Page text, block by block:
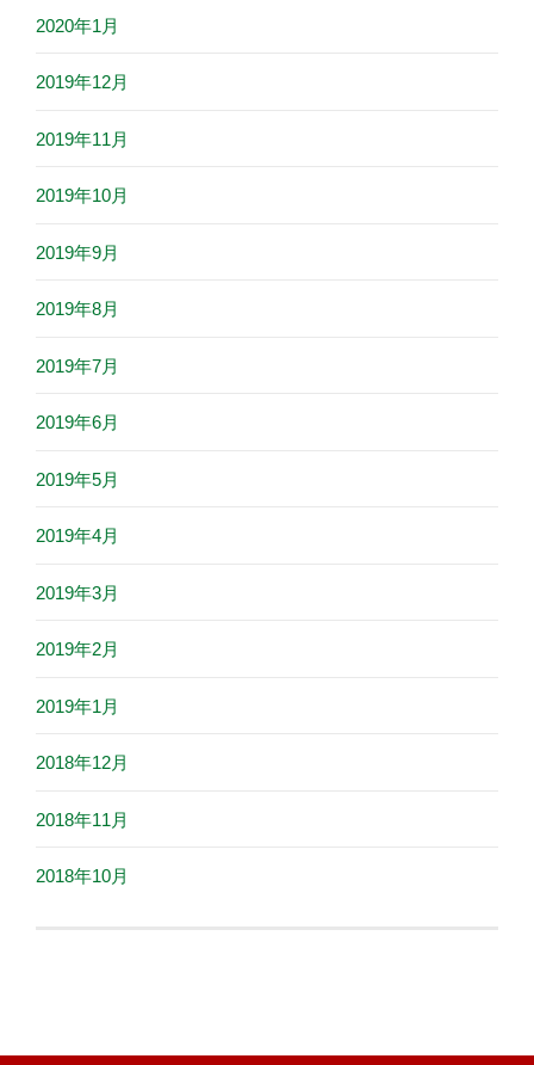
2020年1月
2019年12月
2019年11月
2019年10月
2019年9月
2019年8月
2019年7月
2019年6月
2019年5月
2019年4月
2019年3月
2019年2月
2019年1月
2018年12月
2018年11月
2018年10月